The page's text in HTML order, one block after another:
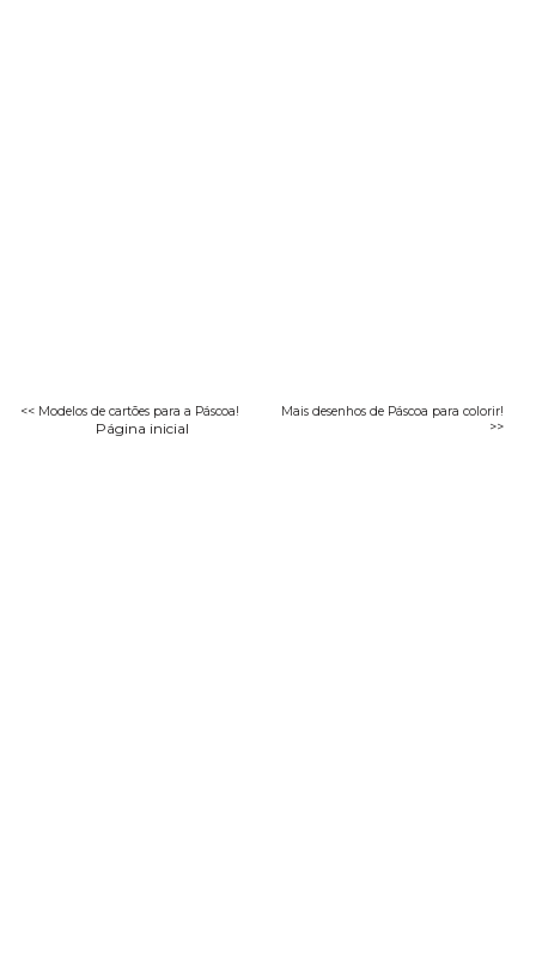
<< Modelos de cartões para a Páscoa!
Mais desenhos de Páscoa para colorir!
>>
Página inicial